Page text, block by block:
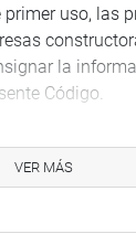
uso, las
la
Código.
y
VER MÁS